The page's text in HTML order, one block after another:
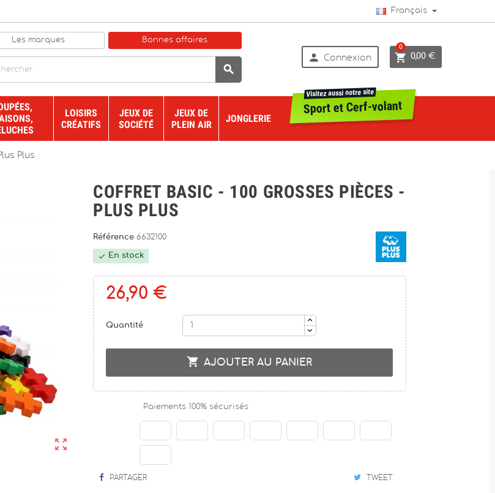
Français
Les marques Bonnes affaires

 Connexion  0,00 €
0
LOISIRS
CRÉATIFS
JEUX DE
SOCIÉTÉ
JEUX DE
PLEIN AIR
JONGLERIE
Sport et Cerf-volant
Visitez aussi notre site
Plus

COFFRET BASIC - 100 GROSSES PIÈCES -
PLUS PLUS
Référence 6632100
 En stock
26,90 €
Quantité
 AJOUTER AU PANIER
Paiements 100% sécurisés
PARTAGER TWEET